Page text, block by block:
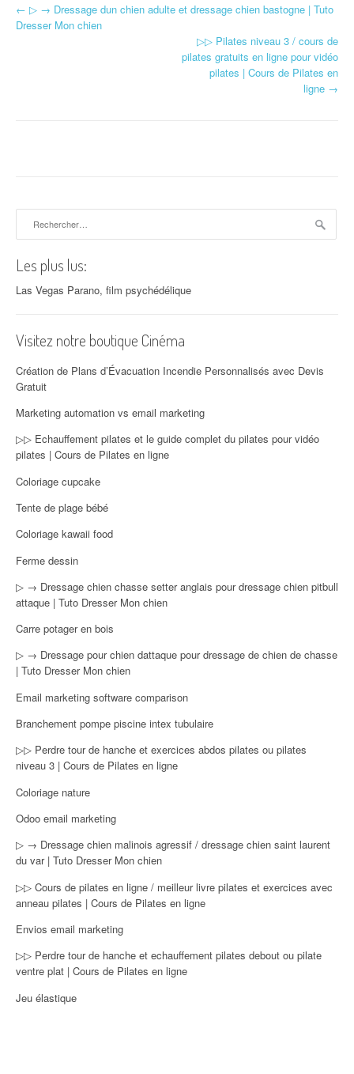
Navigation d'article
← ▷ → Dressage dun chien adulte et dressage chien bastogne | Tuto
Dresser Mon chien
▷▷ Pilates niveau 3 / cours de
pilates gratuits en ligne pour vidéo
pilates | Cours de Pilates en
ligne →
Les plus lus:
Las Vegas Parano, film psychédélique
Visitez notre boutique Cinéma
Création de Plans d’Évacuation Incendie Personnalisés avec Devis
Gratuit
Marketing automation vs email marketing
▷▷ Echauffement pilates et le guide complet du pilates pour vidéo
pilates | Cours de Pilates en ligne
Coloriage cupcake
Tente de plage bébé
Coloriage kawaii food
Ferme dessin
▷ → Dressage chien chasse setter anglais pour dressage chien pitbull
attaque | Tuto Dresser Mon chien
Carre potager en bois
▷ → Dressage pour chien dattaque pour dressage de chien de chasse
| Tuto Dresser Mon chien
Email marketing software comparison
Branchement pompe piscine intex tubulaire
▷▷ Perdre tour de hanche et exercices abdos pilates ou pilates
niveau 3 | Cours de Pilates en ligne
Coloriage nature
Odoo email marketing
▷ → Dressage chien malinois agressif / dressage chien saint laurent
du var | Tuto Dresser Mon chien
▷▷ Cours de pilates en ligne / meilleur livre pilates et exercices avec
anneau pilates | Cours de Pilates en ligne
Envios email marketing
▷▷ Perdre tour de hanche et echauffement pilates debout ou pilate
ventre plat | Cours de Pilates en ligne
Jeu élastique